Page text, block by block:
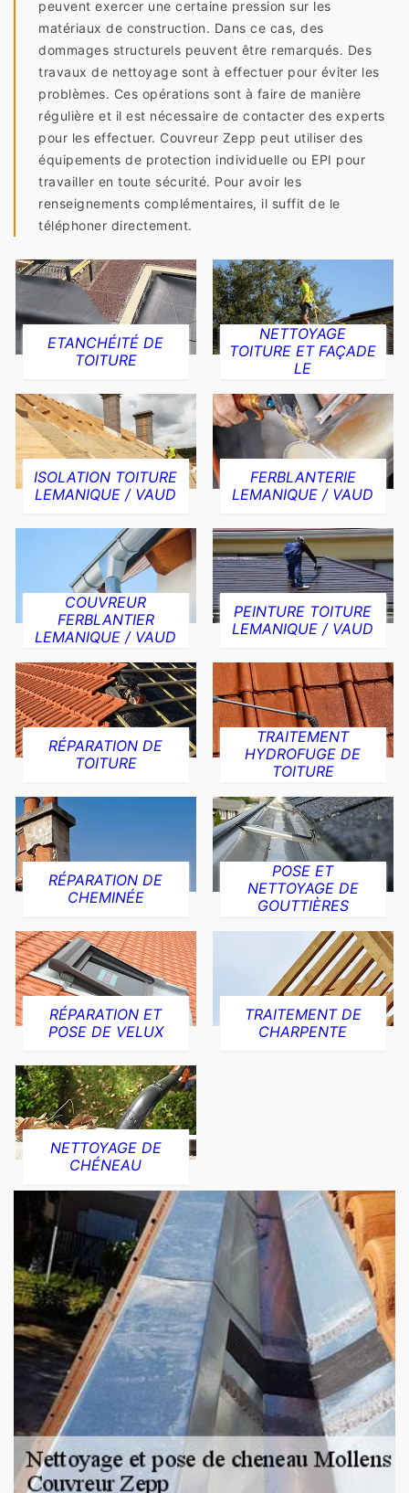
peuvent exercer une certaine pression sur les
matériaux de construction. Dans ce cas, des
dommages structurels peuvent être remarqués. Des
travaux de nettoyage sont à effectuer pour éviter les
problèmes. Ces opérations sont à faire de manière
régulière et il est nécessaire de contacter des experts
pour les effectuer. Couvreur Zepp peut utiliser des
équipements de protection individuelle ou EPI pour
travailler en toute sécurité. Pour avoir les
renseignements complémentaires, il suffit de le
téléphoner directement.
ETANCHÉITÉ DE
TOITURE
NETTOYAGE
TOITURE ET FAÇADE
LE
ISOLATION TOITURE
LEMANIQUE / VAUD
FERBLANTERIE
LEMANIQUE / VAUD
COUVREUR
FERBLANTIER
LEMANIQUE / VAUD
PEINTURE TOITURE
LEMANIQUE / VAUD
RÉPARATION DE
TOITURE
TRAITEMENT
HYDROFUGE DE
TOITURE
RÉPARATION DE
CHEMINÉE
POSE ET
NETTOYAGE DE
GOUTTIÈRES
RÉPARATION ET
POSE DE VELUX
TRAITEMENT DE
CHARPENTE
NETTOYAGE DE
CHÉNEAU